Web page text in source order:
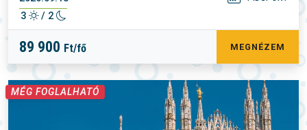
3 / 2
89 900 Ft/fő MEGNÉZEM
MÉG FOGLALHATÓ